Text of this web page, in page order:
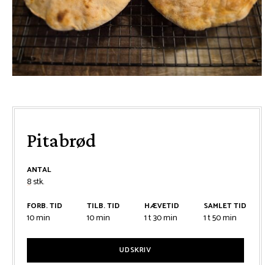
Pitabrød
ANTAL
8stk.
FORB. TID
10minutter
min
TILB. TID
10minutter
min
HÆVETID
1time
t30minutter
min
SAMLET TID
1time
t50minutter
min
UDSKRIV